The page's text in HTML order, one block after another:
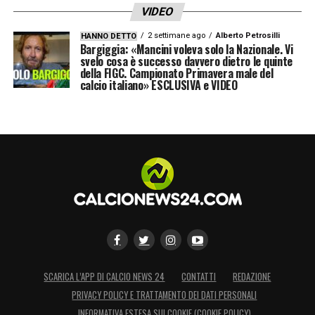
LA PLAYLIST DELLE NOSTRE TOP NEWS
VIDEO
HANNO DETTO 2 settimane ago Alberto Petrosilli
Bargiggia: «Mancini voleva solo la Nazionale. Vi
svelo cosa è successo davvero dietro le quinte
della FIGC. Campionato Primavera male del
calcio italiano» ESCLUSIVA e VIDEO
SCARICA L’APP DI CALCIO NEWS 24 CONTATTI
REDAZIONE
PRIVACY POLICY E TRATTAMENTO DEI DATI PERSONALI